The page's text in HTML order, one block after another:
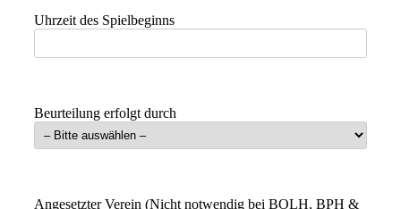
Uhrzeit des Spielbeginns
Beurteilung erfolgt durch
Angesetzter Verein (Nicht notwendig bei BOLH, BPH &